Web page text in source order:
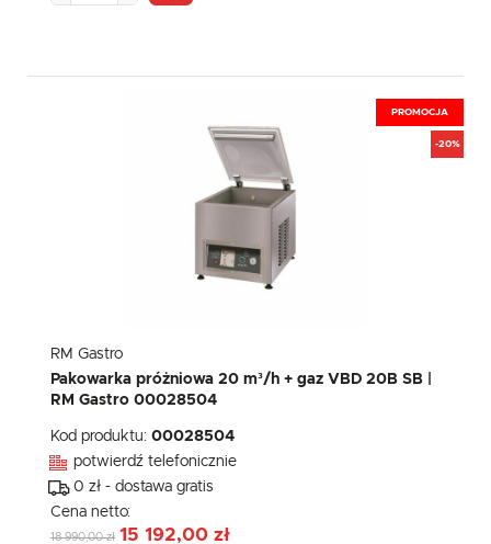
PROMOCJA
-20%
RM Gastro
Pakowarka próżniowa 20 m³/h + gaz VBD 20B SB |
RM Gastro 00028504
Kod produktu: 00028504
potwierdź telefonicznie
0 zł - dostawa gratis
Cena netto:
18 990,00 zł 15 192,00 zł